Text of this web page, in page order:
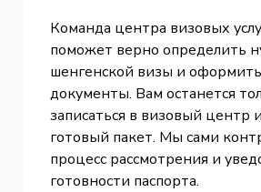
Команда центра визовых
поможет верно определить
шенгенской визы и
документы. Вам останется
записаться в визовый центр
готовый пакет. Мы сами
процесс рассмотрения и
готовности паспорта.